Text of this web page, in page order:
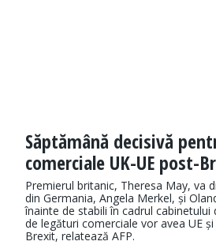
Săptămână decisivă
comerciale UK-UE post-
Premierul britanic, Theresa May, va
din Germania, Angela Merkel, și
înainte de stabili în cadrul cabinetului
de legături comerciale vor avea UE
Brexit, relatează AFP.